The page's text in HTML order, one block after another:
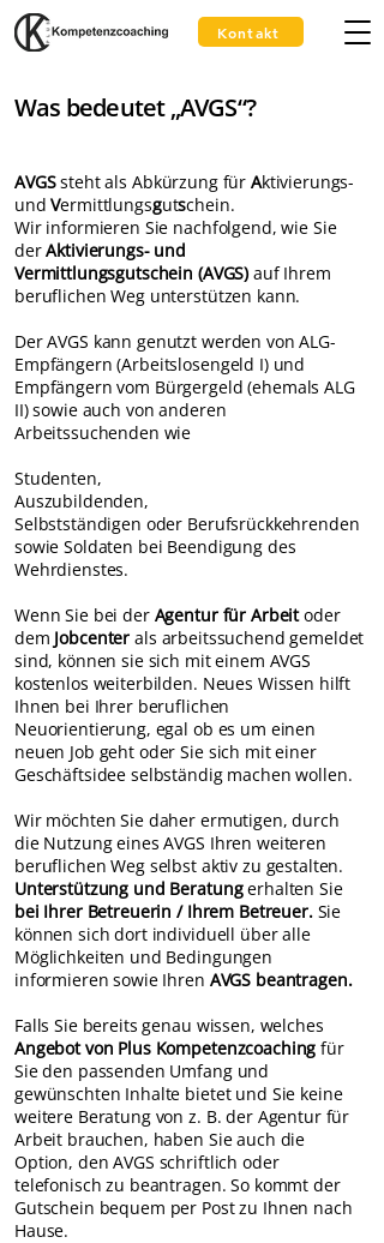
Kontakt
Was bedeutet „AVGS“?
AVGSsteht als Abkürzung für Aktivierungs-
undVermittlungsgutschein.
Wir informieren Sie nachfolgend, wie Sie
derAktivierungs- und
Vermittlungsgutschein (AVGS) auf Ihrem
beruflichen Weg unterstützen kann.
Der AVGS kann genutzt werden von ALG-
Empfängern (Arbeitslosengeld I) und
Empfängern vom Bürgergeld (ehemals ALG
II) sowie auch von anderen
Arbeitssuchenden wie
Studenten,
Auszubildenden,
Selbstständigen oder Berufsrückkehrenden
sowie Soldaten bei Beendigung des
Wehrdienstes.
Wenn Sie bei der Agentur für Arbeitoder
dem Jobcenter als arbeitssuchend gemeldet
sind, können sie sich mit einem AVGS
kostenlos weiterbilden. Neues Wissen hilft
Ihnen bei Ihrer beruflichen
Neuorientierung, egal ob es um einen
neuen Job geht oder Sie sich mit einer
Geschäftsidee selbständig machen wollen.
Wir möchten Sie daher ermutigen, durch
die Nutzung eines AVGS Ihren weiteren
beruflichen Weg selbst aktiv zu gestalten.
Unterstützung und Beratungerhalten Sie
bei Ihrer Betreuerin / Ihrem Betreuer.Sie
können sich dort individuell über alle
Möglichkeiten und Bedingungen
informieren sowie Ihren AVGS beantragen.
Falls Sie bereits genau wissen, welches
Angebot von Plus Kompetenzcoaching für
Sie den passenden Umfang und
gewünschten Inhalte bietet und Sie keine
weitere Beratung von z. B. der Agentur für
Arbeit brauchen, haben Sie auch die
Option, den AVGS schriftlich oder
telefonisch zu beantragen. So kommt der
Gutschein bequem per Post zu Ihnen nach
Hause.